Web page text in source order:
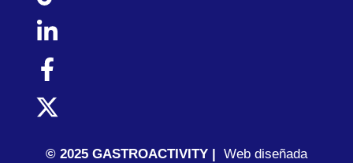
© 2025 GASTROACTIVITY | Web diseñada